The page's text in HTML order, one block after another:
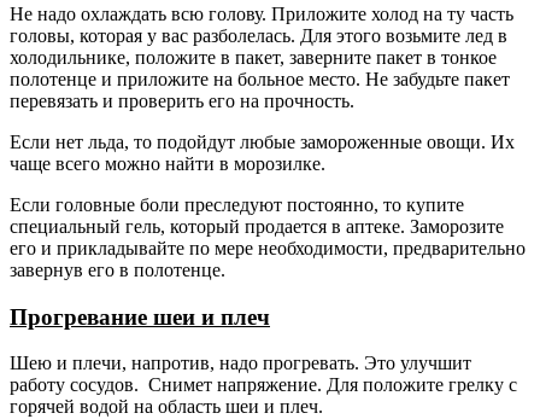
Не надо охлаждать всю голову. Приложите холод на ту часть
головы, которая у вас разболелась. Для этого возьмите лед в
холодильнике, положите в пакет, заверните пакет в тонкое
полотенце и приложите на больное место. Не забудьте пакет
перевязать и проверить его на прочность.
Если нет льда, то подойдут любые замороженные овощи. Их
чаще всего можно найти в морозилке.
Если головные боли преследуют постоянно, то купите
специальный гель, который продается в аптеке. Заморозите
его и прикладывайте по мере необходимости, предварительно
завернув его в полотенце.
Прогревание шеи и плеч
Шею и плечи, напротив, надо прогревать. Это улучшит
работу сосудов. Снимет напряжение. Для положите грелку с
горячей водой на область шеи и плеч.